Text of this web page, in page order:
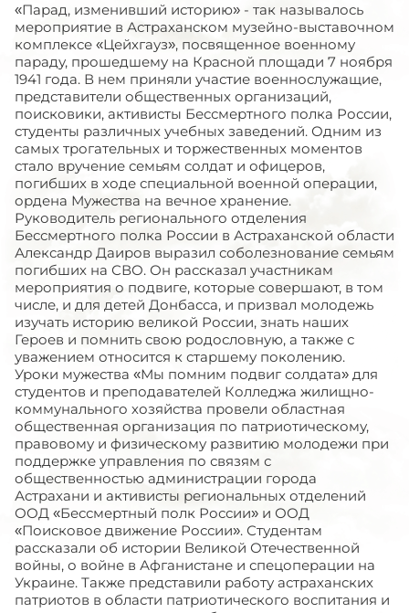
«Парад, изменивший историю» - так называлось
мероприятие в Астраханском музейно-выставочном
комплексе «Цейхгауз», посвященное военному
параду, прошедшему на Красной площади 7 ноября
1941 года. В нем приняли участие военнослужащие,
представители общественных организаций,
поисковики, активисты Бессмертного полка России,
студенты различных учебных заведений. Одним из
самых трогательных и торжественных моментов
стало вручение семьям солдат и офицеров,
погибших в ходе специальной военной операции,
ордена Мужества на вечное хранение.
Руководитель регионального отделения
Бессмертного полка России в Астраханской области
Александр Даиров выразил соболезнование семьям
погибших на СВО. Он рассказал участникам
мероприятия о подвиге, которые совершают, в том
числе, и для детей Донбасса, и призвал молодежь
изучать историю великой России, знать наших
Героев и помнить свою родословную, а также с
уважением относится к старшему поколению.
Уроки мужества «Мы помним подвиг солдата» для
студентов и преподавателей Колледжа жилищно-
коммунального хозяйства провели областная
общественная организация по патриотическому,
правовому и физическому развитию молодежи при
поддержке управления по связям с
общественностью администрации города
Астрахани и активисты региональных отделений
ООД «Бессмертный полк России» и ООД
«Поисковое движение России». Студентам
рассказали об истории Великой Отечественной
войны, о войне в Афганистане и спецоперации на
Украине. Также представили работу астраханских
патриотов в области патриотического воспитания и